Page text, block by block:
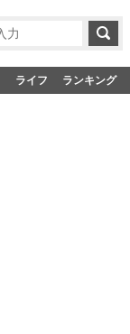
ライフ ランキング